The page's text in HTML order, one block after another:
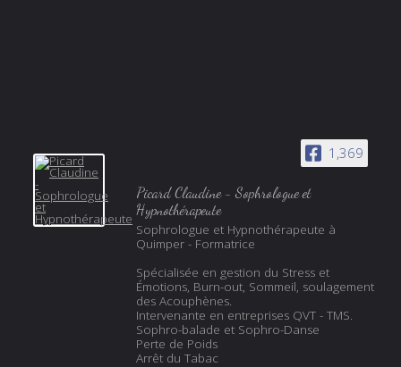
1,369
Picard Claudine - Sophrologue et
Hypnothérapeute
Sophrologue et Hypnothérapeute à
Quimper - Formatrice
Spécialisée en gestion du Stress et
Émotions, Burn-out, Sommeil, soulagement
des Acouphènes.
Intervenante en entreprises QVT - TMS.
Sophro-balade et Sophro-Danse
Perte de Poids
Arrêt du Tabac